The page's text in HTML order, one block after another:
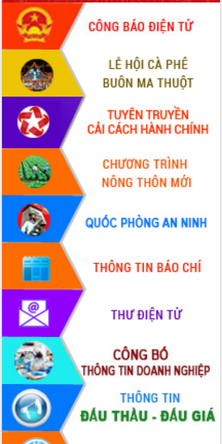
sầu riêng tại Đắk Lắk
Trình diễn nghệ thuật chế biến các
món ăn từ sầu riêng
Đắk Lắk công bố Quy hoạch và xúc
tiến đầu tư tỉnh
Ngành cá ngừ Đắk Lắk chủ động thích
ứng để giữ vững thị trường xuất khẩu
Diễn đàn Kinh tế tư nhân Việt Nam đột
phá cơ chế - Hợp tác công tư
Đề án 06 tạo bước ngoặt đột phá trong
cải cách hành chính tỉnh Đắk Lắk
Kết nối tour, đẩy mạnh chuyển đổi số
để phát triển du lịch Đắk Lắk
Khởi động Dự án Đầu tư xây dựng hạ
tầng kỹ thuật Cụm công nghiệp Tân
Tiến
Gặp mặt các cơ quan báo chí nhân Kỷ
niệm 101 năm Ngày Báo chí Cách
Đắk Lắk sơ kết 4 năm triển khai thực
hiện Đề án 06 của Chính phủ
Họp báo thông tin về Hội nghị Công bố
Quy hoạch và Xúc tiến đầu tư tỉnh Đắk
Khơi thông điểm nghẽn, đẩy nhanh
giải ngân vốn khắc phục thiên tai
HĐND tỉnh thông qua điều chỉnh Quy
hoạch tỉnh thời kỳ 2021-2030
Hội thảo góp ý hồ sơ điều chỉnh quy
hoạch tỉnh Đắk Lắk thời kỳ 2021-2030,
tầm nhìn đến năm 2050
Nâng cao hiệu quả hoạt động của các
doanh nghiệp nhà nước
Hội nghị triển khai kết nối mạng
truyền số liệu chuyên dùng phục vụ cơ
quan Đảng, Nhà nước
Lễ phát động chuỗi hoạt động chung
tay làm sạch môi trường
Xã Ea Kar bước chuyển mình trong
công tác cải cách hành chính mô hình